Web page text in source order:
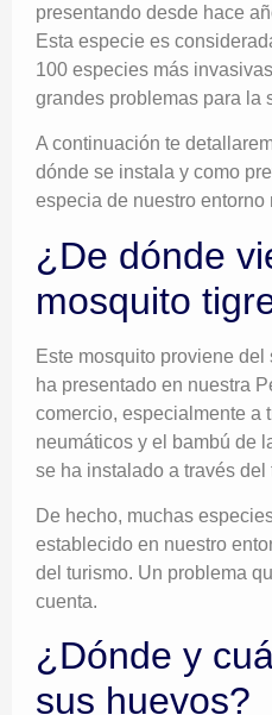
presentando desde hace
Esta especie es
100 especies más
grandes problemas para la
A continuación te
dónde se instala y como
especia de nuestro entorno
¿De dónde
mosquito
Este mosquito proviene del
ha presentado en nuestra
comercio, especialmente a
neumáticos y el bambú de
se ha instalado a través del
De hecho, muchas
establecido en nuestro
del turismo. Un problema
cuenta.
¿Dónde y
sus huevos?